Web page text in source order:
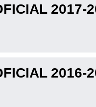
2017-
2016-